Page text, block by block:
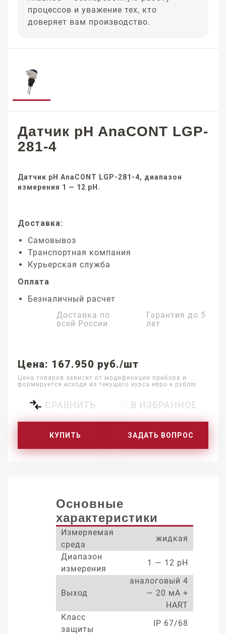
процессов и уважение тех, кто
доверяет вам производство.
Датчик pH AnaCONT LGP-
281-4
Датчик pH AnaCONT LGP-281-4, диапазон
измерения 1 — 12 pH.
Доставка:
Самовывоз
Транспортная компания
Курьерская служба
Оплата
Безналичный расчет
Доставка по
всей России
Гарантия до 5
лет
Цена: 167.950 руб./шт
Цена товаров зависит от модификации прибора и
формируется исходя из текущего курса евро к рублю
СРАВНИТЬ ♡ В ИЗБРАННОЕ
КУПИТЬ ЗАДАТЬ ВОПРОС
Основные
характеристики
Измеряемая
среда
жидкая
Диапазон
измерения
1 — 12 pH
Выход
аналоговый 4
— 20 мА +
HART
Класс
защиты
IP 67/68